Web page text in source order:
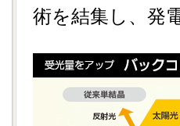
術を結集し、発